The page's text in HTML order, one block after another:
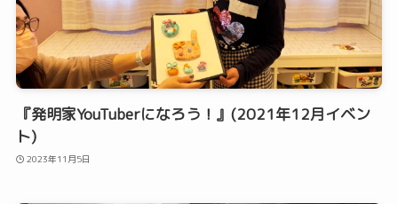
『発明家YouTuberになろう！』(2021年12月イベン
ト)
2023年11月5日